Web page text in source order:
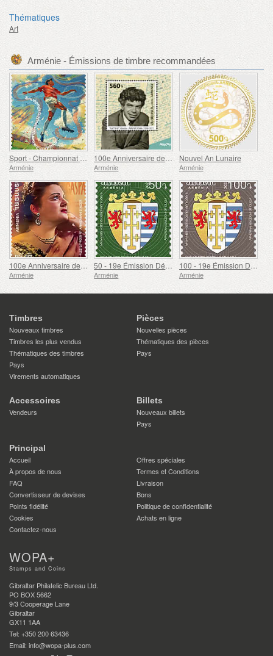
Thématiques
Art
Arménie - Émissions de timbre recommandées
Sport - Championnat d'Europe de football, Euro
Arménie
100e Anniversaire de Paruyr Sevak
Arménie
Nouvel An Lunaire
Arménie
100e Anniversaire de Gohar Gasparyan
Arménie
50 - 19e Émission Définitive, Armoiries Arméniennes
Arménie
100 - 19e Émission Définitive, Armoiries Arméniennes
Arménie
Timbres
Nouveaux timbres
Timbres les plus vendus
Thématiques des timbres
Pays
Virements automatiques
Pièces
Nouvelles pièces
Thématiques des pièces
Pays
Accessoires
Vendeurs
Billets
Nouveaux billets
Pays
Principal
Accueil
Offres spéciales
À propos de nous
Termes et Conditions
FAQ
Livraison
Convertisseur de devises
Bons
Points fidélité
Politique de confidentialité
Cookies
Achats en ligne
Contactez-nous
WOPA+
Stamps and Coins
Gibraltar Philatelic Bureau Ltd.
PO BOX 5662
9/3 Cooperage Lane
Gibraltar
GX11 1AA
Tel: +350 200 63436
Email: info@wopa-plus.com